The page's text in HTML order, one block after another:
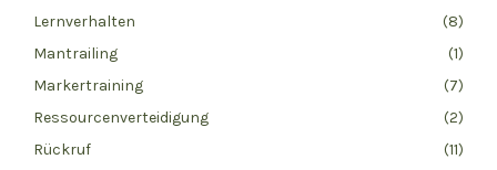
Lernverhalten
(8)
Mantrailing
(1)
Markertraining
(7)
Ressourcenverteidigung
(2)
Rückruf
(11)